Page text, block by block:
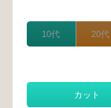
10代 20代
カット